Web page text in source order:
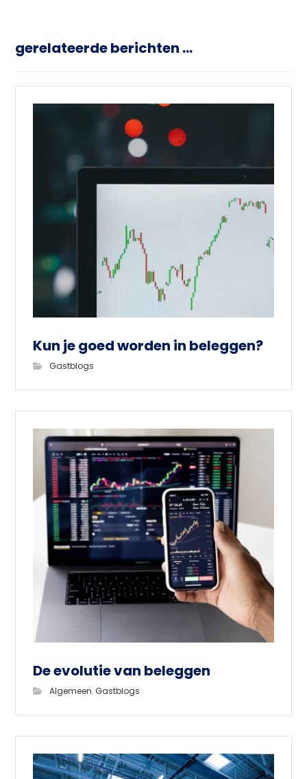
gerelateerde berichten ...
Kun je goed worden in beleggen?
Gastblogs
De evolutie van beleggen
Algemeen, Gastblogs